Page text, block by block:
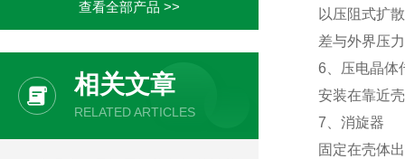
查看全部产品 >>
相关文章
RELATED ARTICLES
以压阻式扩
差与外界压
6、压电晶体
安装在靠近
7、消旋器
固定在壳体